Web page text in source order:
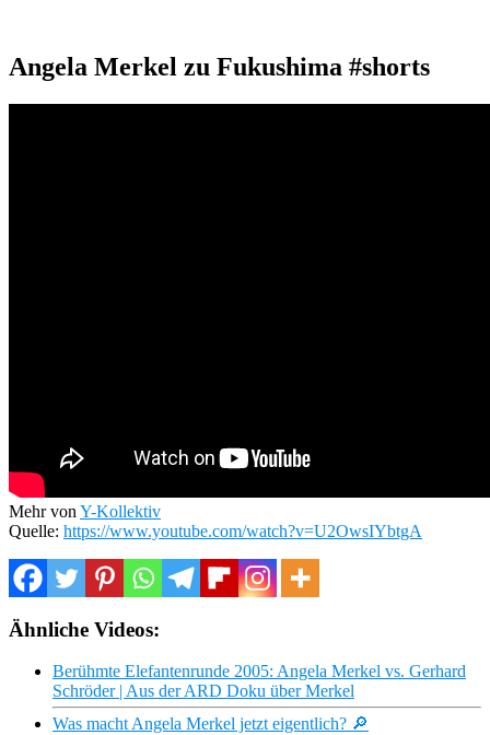
Angela Merkel zu Fukushima #shorts
Mehr von Y-Kollektiv
Quelle: https://www.youtube.com/watch?v=U2OwsIYbtgA
Ähnliche Videos:
Berühmte Elefantenrunde 2005: Angela Merkel vs. Gerhard
Schröder | Aus der ARD Doku über Merkel
Was macht Angela Merkel jetzt eigentlich? 🔎